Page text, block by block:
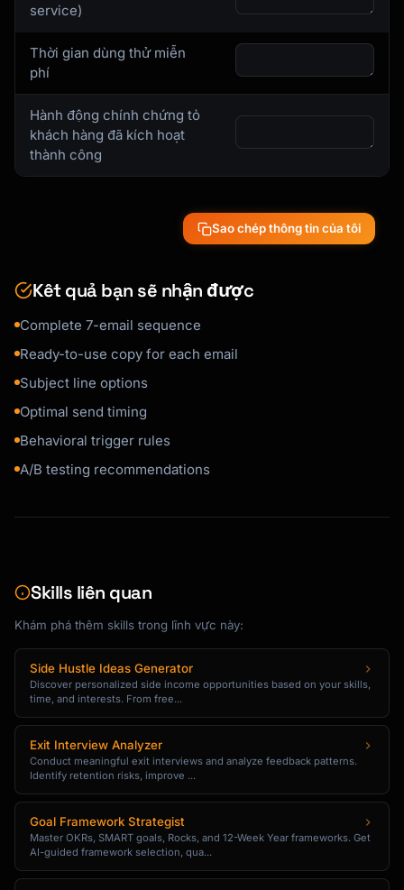
P.S. [Quick tip or link to getting started
```
### Activation Email Template
```
Subject: You're almost there - complete your
see:
- [Benefit 1]
- [Benefit 3]
1. [Step with link]
Need help? [Link to support/demo booking]
[Signature]
```
### Social Proof Email Template
```
Subject: How [Customer Name] achieved
[Result] with {{product_name}}
Hi {{first_name}},
I wanted to share a quick story...
service)
Thời gian dùng thử miễn
phí
Hành động chính chứng tỏ
khách hàng đã kích hoạt
thành công
Sao chép thông tin của tôi
Kết quả bạn sẽ nhận được
Complete 7-email sequence
Ready-to-use copy for each email
Subject line options
Optimal send timing
Behavioral trigger rules
A/B testing recommendations
Skills liên quan
Khám phá thêm skills trong lĩnh vực này:
Side Hustle Ideas Generator
Discover personalized side income opportunities based on your skills,
time, and interests. From free...
Exit Interview Analyzer
Conduct meaningful exit interviews and analyze feedback patterns.
Identify retention risks, improve ...
Goal Framework Strategist
Master OKRs, SMART goals, Rocks, and 12-Week Year frameworks. Get
AI-guided framework selection, qua...